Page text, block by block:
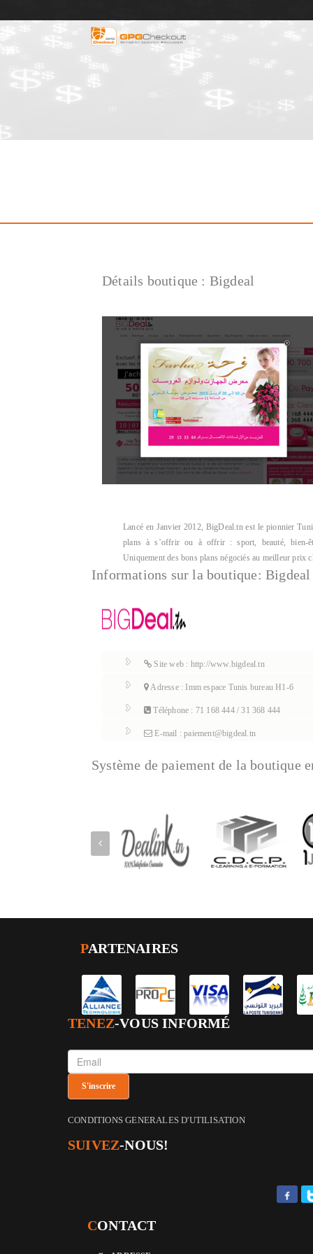
Détails boutique : Bigdeal
Lancé en Janvier 2012, BigDeal.tn est le pionnier
plans à s’offrir ou à offrir : sport, beauté, bien-
Uniquement des bons plans négociés au meilleur prix
Informations sur la boutique: Bigdeal
Site web : http://www.bigdeal.tn
Adresse : Imm espace Tunis bureau H1-6
Téléphone : 71 168 444 / 31 368 444
E-mail : paiement@bigdeal.tn
Système de paiement de la boutique
PARTENAIRES
TENEZ-VOUS INFORMÉ
CONDITIONS GENERALES D'UTILISATION
SUIVEZ-NOUS!
CONTACT